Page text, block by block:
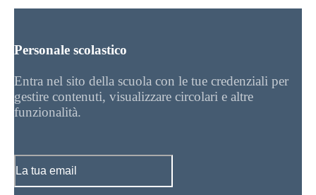
Personale scolastico
Entra nel sito della scuola con le tue credenziali per
gestire contenuti, visualizzare circolari e altre
funzionalità.